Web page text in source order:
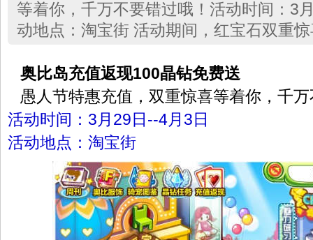
等着你，千万不要错过哦！活动时间：3
动地点：淘宝街 活动期间，红宝石双重
奥比岛充值返现100晶钻免费送
愚人节特惠充值，双重惊喜等着你，千
活动时间：3月29日--4月3日
活动地点：淘宝街